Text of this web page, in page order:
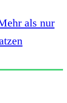
als nur